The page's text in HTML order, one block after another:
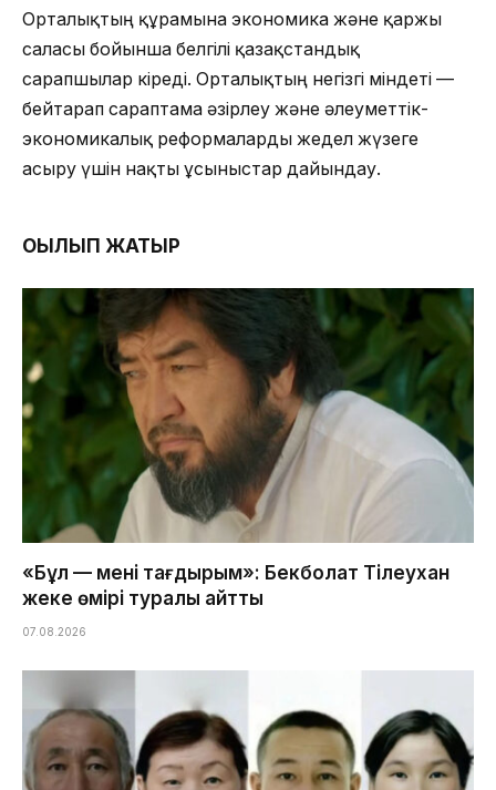
Орталықтың құрамына экономика және қаржы
саласы бойынша белгілі қазақстандық
сарапшылар кіреді. Орталықтың негізгі міндеті —
бейтарап сараптама әзірлеу және әлеуметтік-
экономикалық реформаларды жедел жүзеге
асыру үшін нақты ұсыныстар дайындау.
ОҚЫЛЫП ЖАТЫР
«Бұл — менің тағдырым»: Бекболат Тілеухан
жеке өмірі туралы айтты
07.08.2026